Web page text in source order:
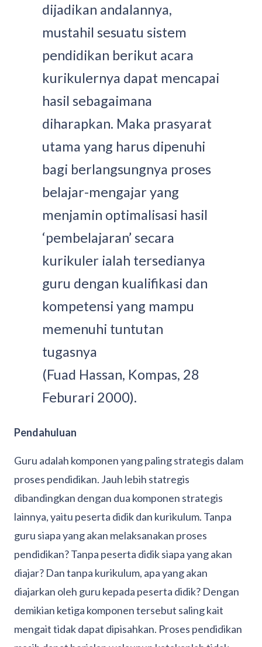
dijadikan andalannya,
mustahil sesuatu sistem
pendidikan berikut acara
kurikulernya dapat mencapai
hasil sebagaimana
diharapkan. Maka prasyarat
utama yang harus dipenuhi
bagi berlangsungnya proses
belajar-mengajar yang
menjamin optimalisasi hasil
‘pembelajaran’ secara
kurikuler ialah tersedianya
guru dengan kualifikasi dan
kompetensi yang mampu
memenuhi tuntutan
tugasnya
(Fuad Hassan, Kompas, 28
Feburari 2000).
Pendahuluan
Guru adalah komponen yang paling strategis dalam
proses pendidikan. Jauh lebih statregis
dibandingkan dengan dua komponen strategis
lainnya, yaitu peserta didik dan kurikulum. Tanpa
guru siapa yang akan melaksanakan proses
pendidikan? Tanpa peserta didik siapa yang akan
diajar? Dan tanpa kurikulum, apa yang akan
diajarkan oleh guru kepada peserta didik? Dengan
demikian ketiga komponen tersebut saling kait
mengait tidak dapat dipisahkan. Proses pendidikan